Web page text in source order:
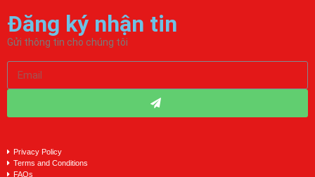
Đăng ký nhận tin
Gửi thông tin cho chúng tôi
Privacy Policy
Terms and Conditions
FAQs